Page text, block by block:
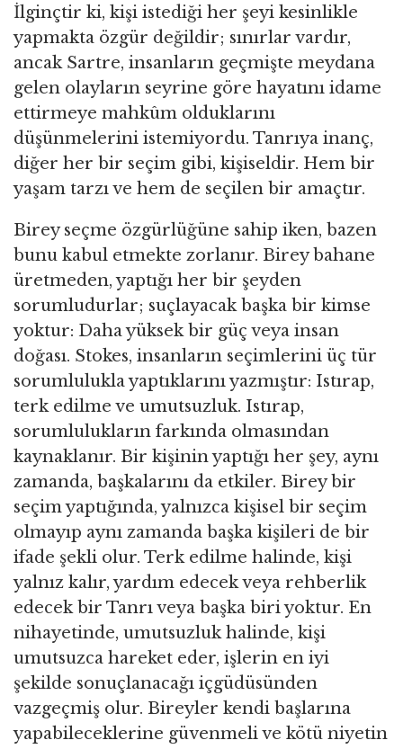
İlginçtir ki, kişi istediği her şeyi kesinlikle
yapmakta özgür değildir; sınırlar vardır,
ancak Sartre, insanların geçmişte meydana
gelen olayların seyrine göre hayatını idame
ettirmeye mahkûm olduklarını
düşünmelerini istemiyordu. Tanrıya inanç,
diğer her bir seçim gibi, kişiseldir. Hem bir
yaşam tarzı ve hem de seçilen bir amaçtır.
Birey seçme özgürlüğüne sahip iken, bazen
bunu kabul etmekte zorlanır. Birey bahane
üretmeden, yaptığı her bir şeyden
sorumludurlar; suçlayacak başka bir kimse
yoktur: Daha yüksek bir güç veya insan
doğası. Stokes, insanların seçimlerini üç tür
sorumlulukla yaptıklarını yazmıştır: Istırap,
terk edilme ve umutsuzluk. Istırap,
sorumlulukların farkında olmasından
kaynaklanır. Bir kişinin yaptığı her şey, aynı
zamanda, başkalarını da etkiler. Birey bir
seçim yaptığında, yalnızca kişisel bir seçim
olmayıp aynı zamanda başka kişileri de bir
ifade şekli olur. Terk edilme halinde, kişi
yalnız kalır, yardım edecek veya rehberlik
edecek bir Tanrı veya başka biri yoktur. En
nihayetinde, umutsuzluk halinde, kişi
umutsuzca hareket eder, işlerin en iyi
şekilde sonuçlanacağı içgüdüsünden
vazgeçmiş olur. Bireyler kendi başlarına
yapabileceklerine güvenmeli ve kötü niyetin